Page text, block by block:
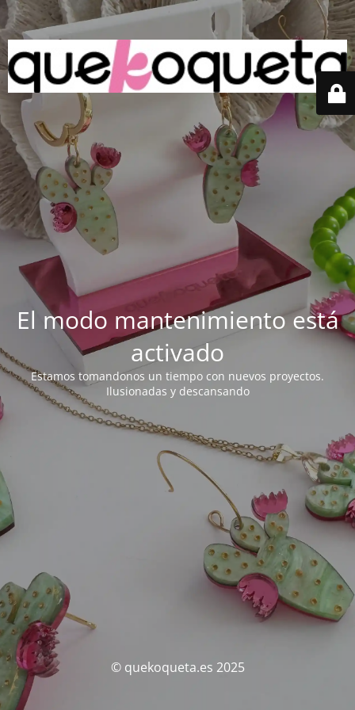
El modo mantenimiento está
activado
Estamos tomandonos un tiempo con nuevos proyectos.
Ilusionadas y descansando
© quekoqueta.es 2025